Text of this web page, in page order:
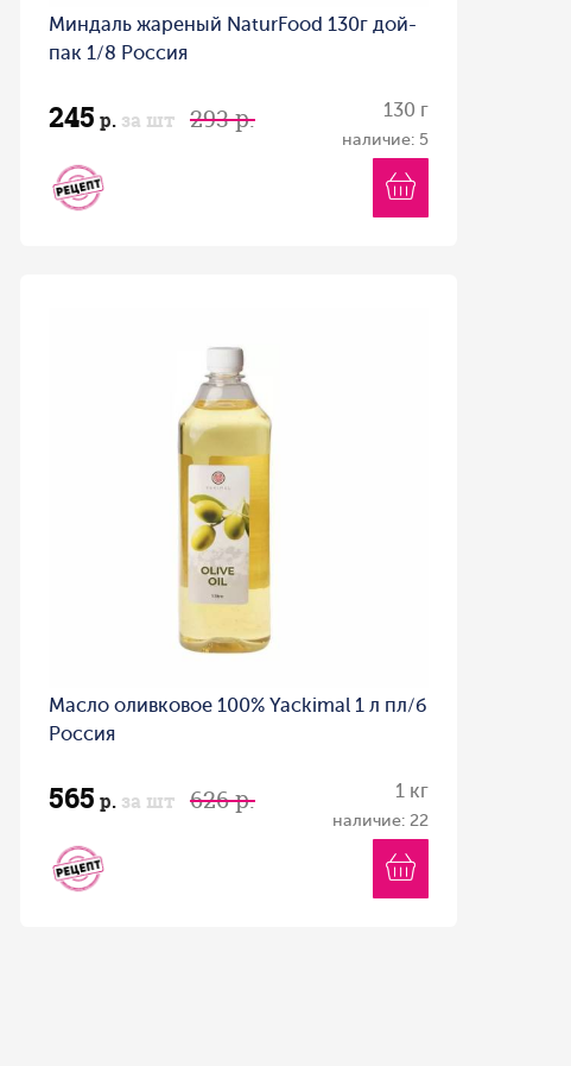
Миндаль жареный NaturFood 130г дой-
пак 1/8 Россия
245 р. за шт 293 р. 130 г
наличие: 5
Масло оливковое 100% Yackimal 1 л пл/б
Россия
565 р. за шт 626 р. 1 кг
наличие: 22